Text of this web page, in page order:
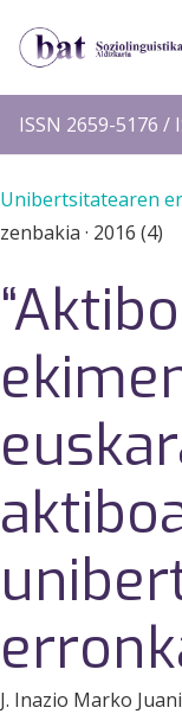
ISSN 2659-5176 /
Unibertsitatearen
zenbakia · 2016 (4)
J. Inazio Marko